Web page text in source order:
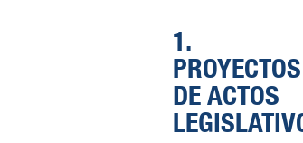
1.
PROYECTOS
DE ACTOS